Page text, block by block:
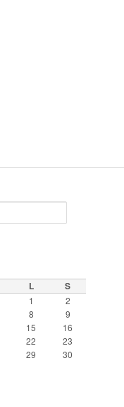
L S
1
2
8
9
15
16
22
23
29
30